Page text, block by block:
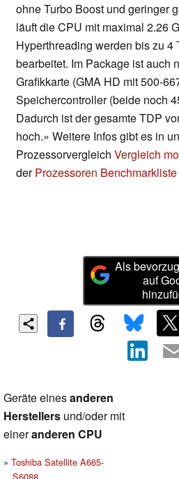
ohne Turbo Boost und geringer
läuft die CPU mit maximal 2.26
Hyperthreading werden bis zu 4
bearbeitet. Im Package ist auch
Grafikkarte (GMA HD mit 500-
Speichercontroller (beide noch
Dadurch ist der gesamte TDP
hoch.» Weitere Infos gibt es in
Prozessorvergleich Vergleich
derProzessoren Benchmarkliste
Als
auf
Geräte einesanderen
Herstellers und/oder mit
eineranderen CPU
Toshiba Satellite A665-